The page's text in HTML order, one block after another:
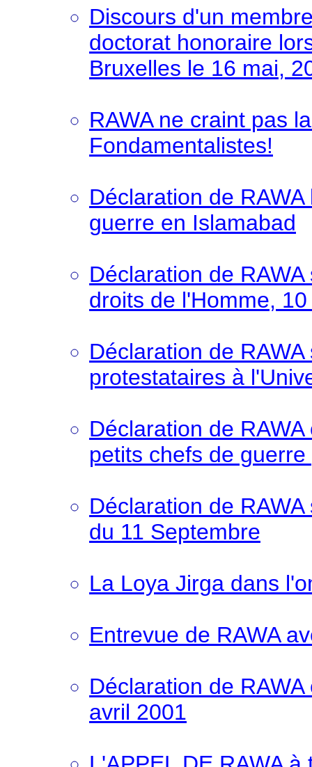
Discours d'un
doctorat honoraire
Bruxelles le 16 mai,
RAWA ne craint pas
Fondamentalistes!
Déclaration de
guerre en Islamabad
Déclaration de
droits de l'Homme,
Déclaration de
protestataires à
Déclaration de
petits chefs de
Déclaration de
du 11 Septembre
La Loya Jirga dans
Entrevue de RAWA
Déclaration de
avril 2001